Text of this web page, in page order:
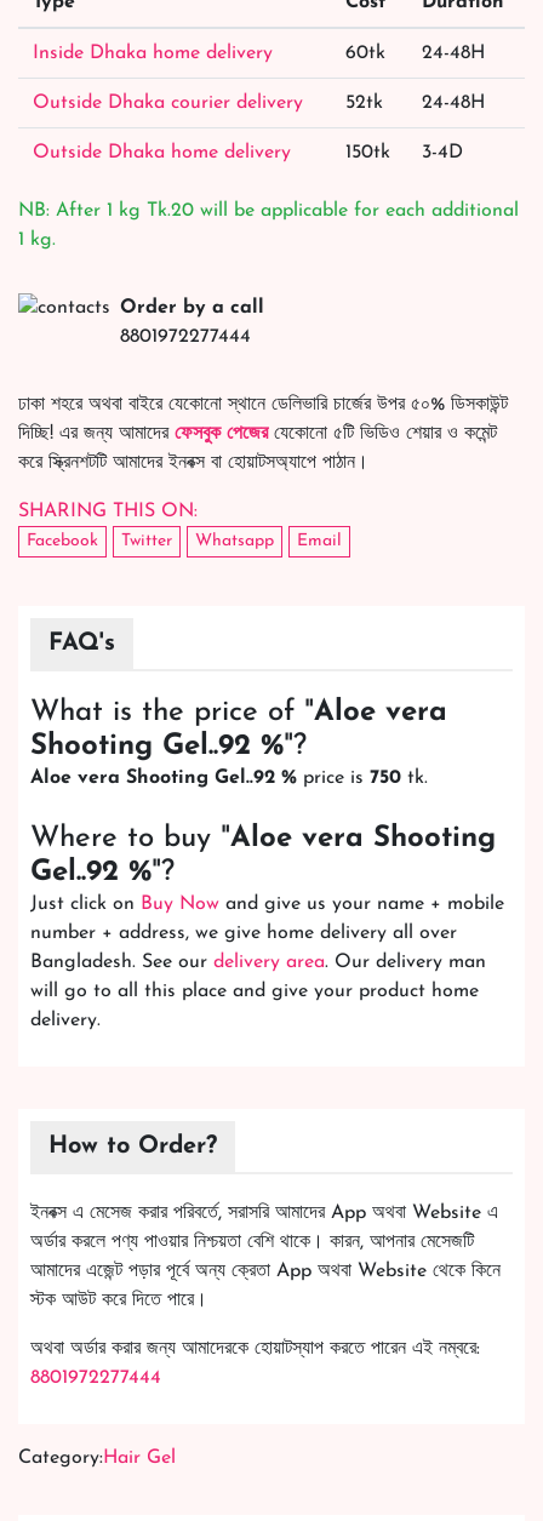
Inside Dhaka home delivery 60tk 24-48H
Outside Dhaka courier delivery 52tk 24-48H
Outside Dhaka home delivery 150tk 3-4D
NB: After 1 kg Tk.20 will be applicable for each additional
1 kg.
Order by a call
8801972277444
ঢাকা শহরে অথবা বাইরে যেকোনো স্থানে ডেলিভারি চার্জের উপর ৫০% ডিসকাউন্ট
দিচ্ছি! এর জন্য আমাদের ফেসবুক পেজেরযেকোনো ৫টি ভিডিও শেয়ার ও কমেন্ট
করে স্ক্রিনশটটি আমাদের ইনবক্স বা হোয়াটসঅ্যাপে পাঠান।
SHARING THIS ON:
Facebook Twitter Whatsapp Email
FAQ's
What is the price of "Aloe vera
Shooting Gel..92 %"?
Aloe vera Shooting Gel..92 % price is 750 tk.
Where to buy "Aloe vera Shooting
Gel..92 %"?
Just click on Buy Now and give us your name + mobile
number + address, we give home delivery all over
Bangladesh. See our delivery area. Our delivery man
will go to all this place and give your product home
delivery.
How to Order?
ইনবক্স এ মেসেজ করার পরিবর্তে, সরাসরি আমাদের App অথবা Website এ
অর্ডার করলে পণ্য পাওয়ার নিশ্চয়তা বেশি থাকে। কারন, আপনার মেসেজটি
আমাদের এজেন্ট পড়ার পূর্বে অন্য ক্রেতা App অথবা Website থেকে কিনে
স্টক আউট করে দিতে পারে।
অথবা অর্ডার করার জন্য আমাদেরকে হোয়াটস্যাপ করতে পারেন এই নম্বরে:
8801972277444
Category:Hair Gel